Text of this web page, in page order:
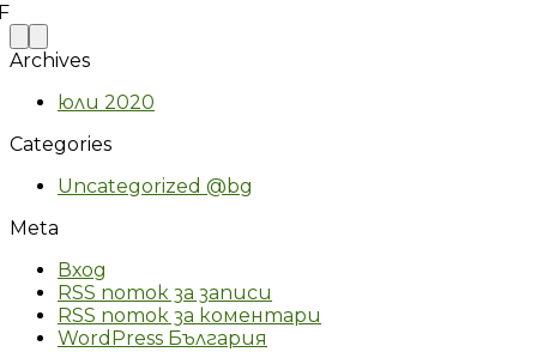
Archives
юли 2020
Categories
Uncategorized @bg
Meta
Вход
RSS поток за записи
RSS поток за коментари
WordPress България